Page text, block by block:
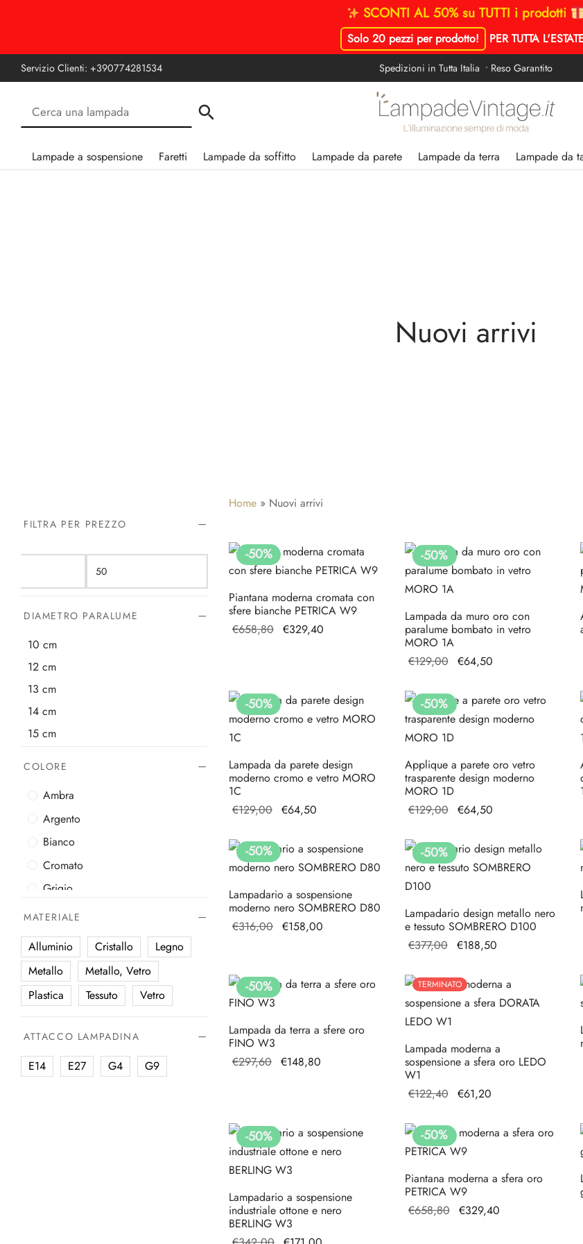
SCONTI AL 50% su TUTTI i prodotti
Solo 20 pezzi per prodotto! PER TUTTA
Servizio Clienti: +390774281534 Spedizioni in Tutta Italia • Reso Garantito
Lampade a sospensione Faretti Lampade da soffitto Lampade da parete Lampade da terra Lampade da
Nuovi arrivi
FILTRA PER PREZZO
Prezzo
Prezzo
DIAMETRO PARALUME
10 cm
12 cm
13 cm
14 cm
15 cm
20 cm
24 cm
26 cm
30 cm
40 cm
11,5 cm
8 cm
8,5 cm
COLORE
Ambra
Argento
Bianco
Cromato
Grigio
Grigio fumo
Nero
Oro
Ottone
Trasparente
MATERIALE
Alluminio Cristallo
Legno
Metallo
Metallo, Vetro
Plastica
Tessuto Vetro
ATTACCO LAMPADINA
E14 E27 G4 G9
Home » Nuovi arrivi
-50%
Piantana moderna cromata con
sfere bianche PETRICA W9
€658,80 Il prezzo
€329,40
-50%
Lampada da muro oro con
paralume bombato in vetro
MORO 1A
€129,00 Il prezzo
era:
€129,00.
€64,50
attuale
-50%
Lampada da parete design
moderno cromo e vetro MORO
1C
€129,00 Il prezzo
era:
€129,00.
€64,50
attuale
è:
-50%
Applique a parete oro vetro
trasparente design moderno
MORO 1D
€129,00 Il prezzo
era:
€129,00.
€64,50
attuale
è:
-50%
Lampadario a sospensione
moderno nero SOMBRERO D80
€316,00 Il prezzo
€316,00.
€158,00
-50%
Lampadario design metallo nero
e tessuto SOMBRERO D100
€377,00 Il prezzo
era:
€377,00.
€188,50
€188,50.
-50%
Lampada da terra a sfere oro
FINO W3
€297,60 Il prezzo
€148,80
TERMINATO
Lampada moderna a
sospensione a sfera oro LEDO
W1
€122,40 Il prezzo
era:
€122,40.
€61,20
attuale
-50%
Lampadario a sospensione
industriale ottone e nero
BERLING W3
-50%
Piantana moderna a sfera oro
PETRICA W9
€658,80 Il prezzo
€329,40